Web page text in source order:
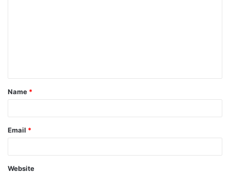
t
*
Name *
Email *
Website